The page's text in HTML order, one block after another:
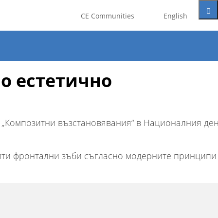
CE Communities English
registered as a member of
естетично
възстановявания“ в Националния
фронтални зъби съгласно модерните